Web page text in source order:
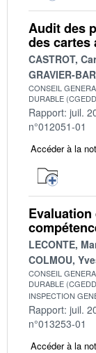
Audit des
des cartes
CASTROT,
GRAVIER-
CONSEIL
DURABLE
Rapport: juil.
n°012051-01
Accéder à la
Evaluation
LECONTE,
COLMOU,
CONSEIL
DURABLE
INSPECTION
Rapport: juil.
n°013253-01
Accéder à la